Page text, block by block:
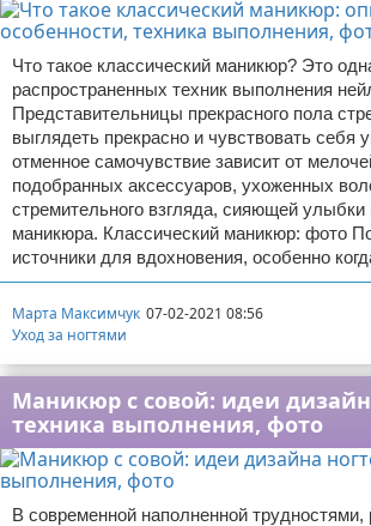
Что такое классический маникюр? Это
распространенных техник выполнения
Представительницы прекрасного пола
выглядеть прекрасно и чувствовать себя
отменное самочувствие зависит от
подобранных аксессуаров, ухоженных
стремительного взгляда, сияющей улыбки
маникюра. Классический маникюр: фото
источники для вдохновения, особенно
Марта Максимчук 07-02-2021 08:56
Уход за ногтями
Маникюр с совой: идеи
техника выполнения, фото
В современной наполненной трудностями,